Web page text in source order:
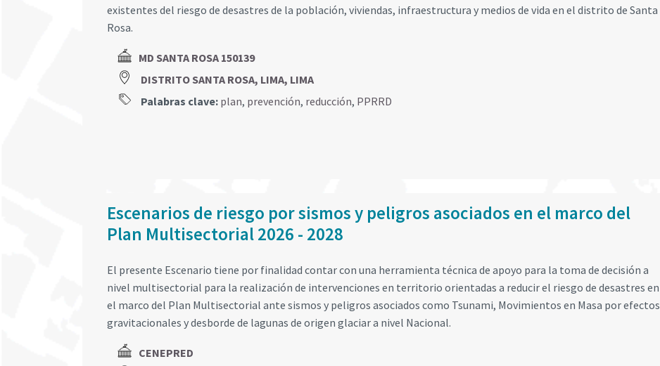
existentes del riesgo de desastres de la población, viviendas, infraestructura y medios de vida en el distrito de Santa
Rosa.
MD SANTA ROSA 150139
DISTRITO SANTA ROSA, LIMA, LIMA
Palabras clave: plan, prevención, reducción, PPRRD
Escenarios de riesgo por sismos y peligros asociados en el marco del
Plan Multisectorial 2026 - 2028
El presente Escenario tiene por finalidad contar con una herramienta técnica de apoyo para la toma de decisión a
nivel multisectorial para la realización de intervenciones en territorio orientadas a reducir el riesgo de desastres en
el marco del Plan Multisectorial ante sismos y peligros asociados como Tsunami, Movimientos en Masa por efectos
gravitacionales y desborde de lagunas de origen glaciar a nivel Nacional.
CENEPRED